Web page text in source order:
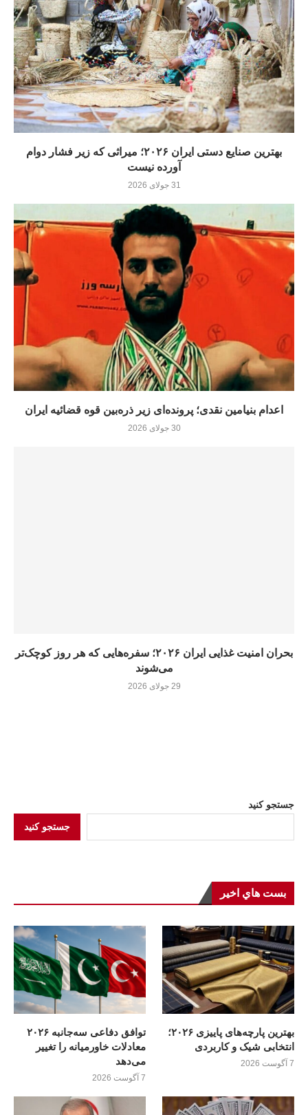
بهترین صنایع دستی ایران ۲۰۲۶؛ میراثی که زیر فشار دوام
آورده نيست
31 جولای 2026
اعدام بنیامین نقدی؛ پرونده‌ای زیر ذره‌بین قوه قضائیه ایران
30 جولای 2026
بحران امنیت غذایی ایران ۲۰۲۶؛ سفره‌هایی که هر روز کوچک‌تر
می‌شوند
29 جولای 2026
جستجو کنید
جستجو کنید
بست هاي اخير
بهترین پارچه‌های پاییزی ۲۰۲۶؛
انتخابی شیک و کاربردی
7 آگوست 2026
توافق دفاعی سه‌جانبه ۲۰۲۶
معادلات خاورمیانه را تغییر
می‌دهد
7 آگوست 2026